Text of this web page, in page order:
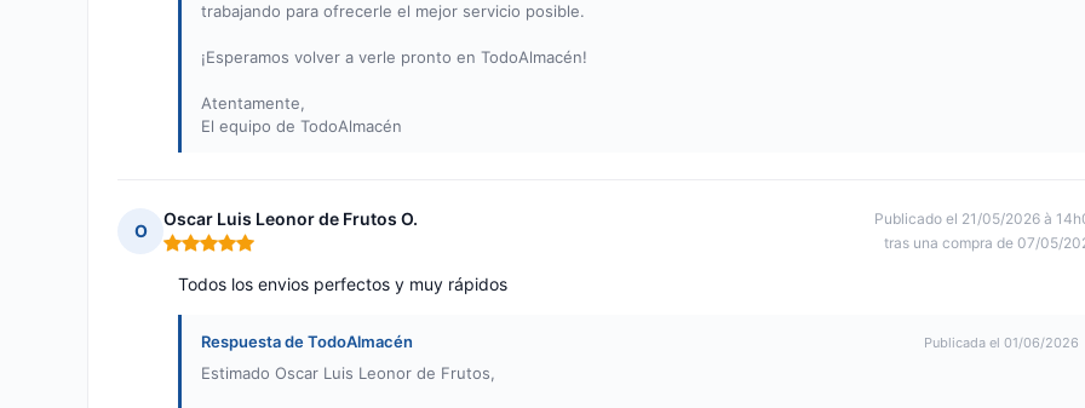
trabajando para ofrecerle el mejor servicio posible.
¡Esperamos volver a verle pronto en TodoAlmacén!
Atentamente,
El equipo de TodoAlmacén
O
Oscar Luis Leonor de Frutos O.
Nota: 5 de 5
Publicado el 21/05/2026 à
tras una compra de 07/05/
Todos los envios perfectos y muy rápidos
Respuesta de TodoAlmacén Publicada el 01/06/2026
Estimado Oscar Luis Leonor de Frutos,